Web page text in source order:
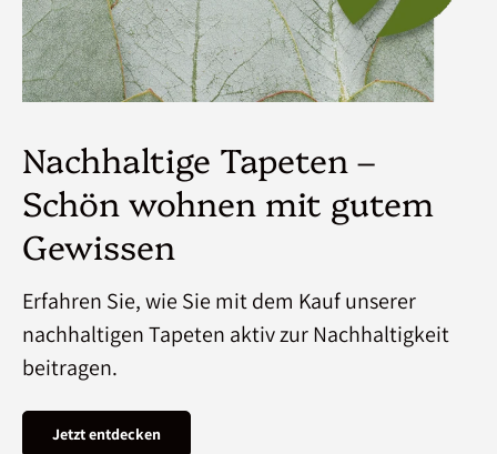
Nachhaltige Tapeten –
Schön wohnen mit gutem
Gewissen
Erfahren Sie, wie Sie mit dem Kauf unserer
nachhaltigen Tapeten aktiv zur Nachhaltigkeit
beitragen.
Jetzt entdecken